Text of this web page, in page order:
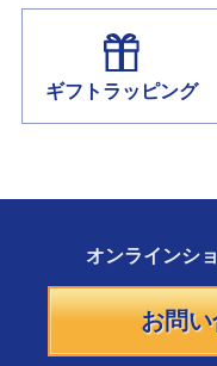
ギフトラッピング
オンラインシ
お問